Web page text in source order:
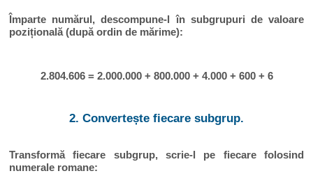
Împarte numărul, descompune-l în subgrupuri de valoare
pozițională (după ordin de mărime):
2.804.606 = 2.000.000 + 800.000 + 4.000 + 600 + 6
2. Convertește fiecare subgrup.
Transformă fiecare subgrup, scrie-l pe fiecare folosind
numerale romane: